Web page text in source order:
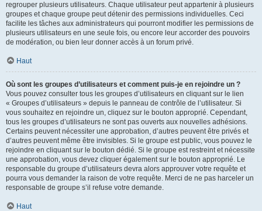
regrouper plusieurs utilisateurs. Chaque utilisateur peut appartenir à plusieurs
groupes et chaque groupe peut détenir des permissions individuelles. Ceci
facilite les tâches aux administrateurs qui pourront modifier les permissions de
plusieurs utilisateurs en une seule fois, ou encore leur accorder des pouvoirs
de modération, ou bien leur donner accès à un forum privé.
Haut
Où sont les groupes d’utilisateurs et comment puis-je en rejoindre un ?
Vous pouvez consulter tous les groupes d’utilisateurs en cliquant sur le lien
« Groupes d’utilisateurs » depuis le panneau de contrôle de l’utilisateur. Si
vous souhaitez en rejoindre un, cliquez sur le bouton approprié. Cependant,
tous les groupes d’utilisateurs ne sont pas ouverts aux nouvelles adhésions.
Certains peuvent nécessiter une approbation, d’autres peuvent être privés et
d’autres peuvent même être invisibles. Si le groupe est public, vous pouvez le
rejoindre en cliquant sur le bouton dédié. Si le groupe est restreint et nécessite
une approbation, vous devez cliquer également sur le bouton approprié. Le
responsable du groupe d’utilisateurs devra alors approuver votre requête et
pourra vous demander la raison de votre requête. Merci de ne pas harceler un
responsable de groupe s’il refuse votre demande.
Haut